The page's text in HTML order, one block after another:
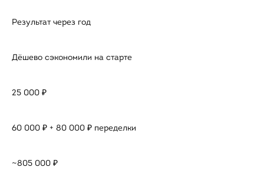
Результат через год
Дёшево сэкономили на старте
25 000 ₽
60 000 ₽ + 80 000 ₽ переделки
~805 000 ₽